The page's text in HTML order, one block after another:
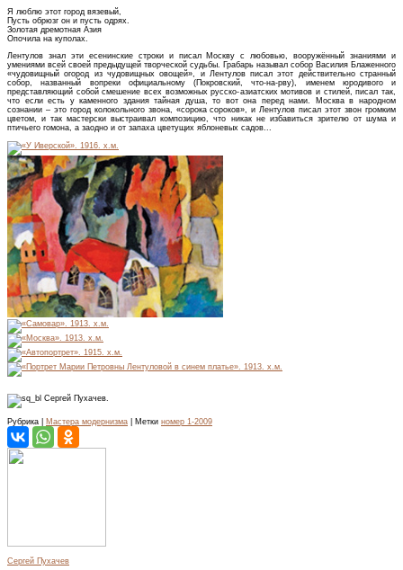
Я люблю этот город вязевый,
Пусть обрюзг он и пусть одрях.
Золотая дремотная Азия
Опочила на куполах.
Лентулов знал эти есенинские строки и писал Москву с любовью, вооружённый знаниями и
умениями всей своей предыдущей творческой судьбы. Грабарь называл собор Василия Блаженного
«чудовищный огород из чудовищных овощей», и Лентулов писал этот действительно странный
собор, названный вопреки официальному (Покровский, что-на-рву), именем юродивого и
представляющий собой смешение всех возможных русско-азиатских мотивов и стилей, писал так,
что если есть у каменного здания тайная душа, то вот она перед нами. Москва в народном
сознании – это город колокольного звона, «сорока сороков», и Лентулов писал этот звон громким
цветом, и так мастерски выстраивал композицию, что никак не избавиться зрителю от шума и
птичьего гомона, а заодно и от запаха цветущих яблоневых садов...
Сергей Пухачев.
Рубрика | Мастера модернизма | Метки номер 1-2009
Сергей Пухачев